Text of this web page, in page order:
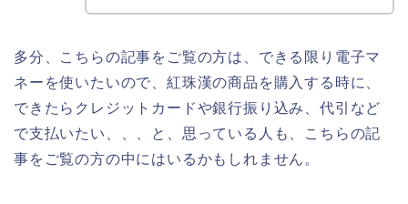
多分、こちらの記事をご覧の方は、できる限り電子マ
ネーを使いたいので、紅珠漢の商品を購入する時に、
できたらクレジットカードや銀行振り込み、代引など
で支払いたい、、、と、思っている人も、こちらの記
事をご覧の方の中にはいるかもしれません。